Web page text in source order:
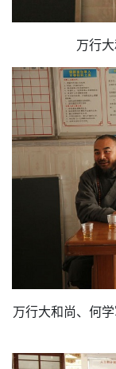
万行
万行大和尚、何